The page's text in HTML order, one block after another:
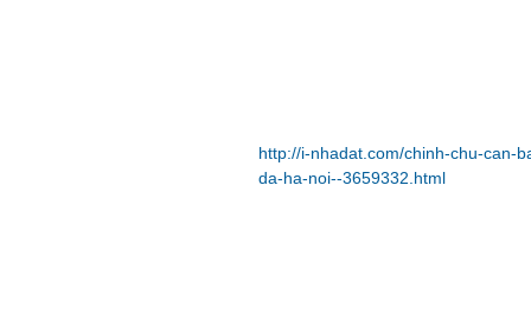
http://i-nhadat.com/chinh-chu-can-
da-ha-noi--3659332.html